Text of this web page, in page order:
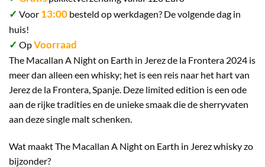
✓ Voor 13:00 besteld op werkdagen? De volgende dag in
huis!
✓ OpVoorraad
The Macallan A Night on Earth in Jerez de la Frontera 2024 is
meer dan alleen een whisky; het is een reis naar het hart van
Jerez de la Frontera, Spanje. Deze limited edition is een ode
aan de rijke tradities en de unieke smaak die de sherryvaten
aan deze single malt schenken.
Wat maakt The Macallan A Night on Earth in Jerez whisky zo
bijzonder?